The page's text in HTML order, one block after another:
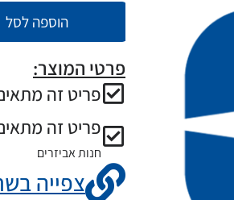
הוספה לסל
פרטי המוצר:
פריט זה
פריט זה
חנות אביזרים
צפייה